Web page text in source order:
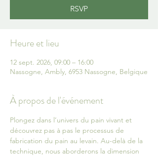
RSVP
Heure et lieu
12 sept. 2026, 09:00 – 16:00
Nassogne, Ambly, 6953 Nassogne, Belgique
À propos de l'événement
Plongez dans l’univers du pain vivant et
découvrez pas à pas le processus de
fabrication du pain au levain. Au-delà de la
technique, nous aborderons la dimension